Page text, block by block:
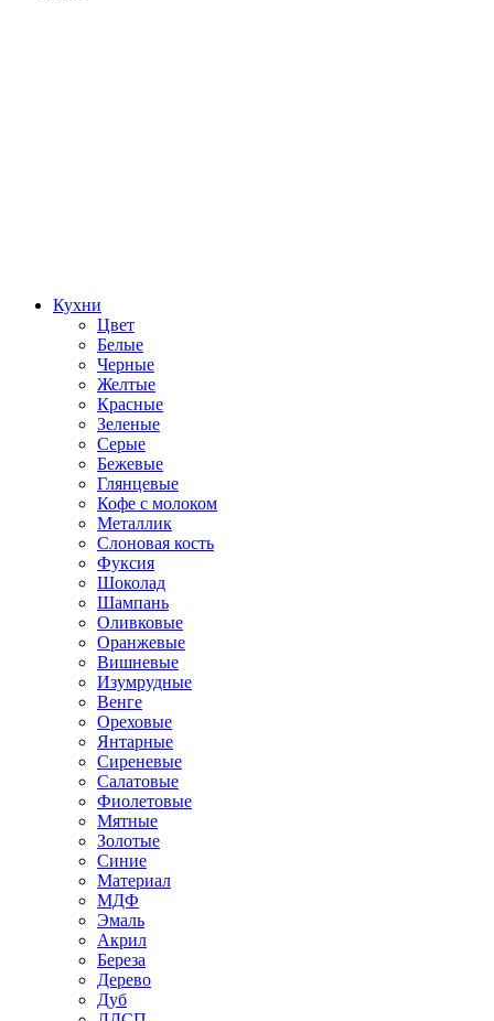
Кухни
Цвет
Белые
Черные
Желтые
Красные
Зеленые
Серые
Бежевые
Глянцевые
Кофе с молоком
Металлик
Слоновая кость
Фуксия
Шоколад
Шампань
Оливковые
Оранжевые
Вишневые
Изумрудные
Венге
Ореховые
Янтарные
Сиреневые
Салатовые
Фиолетовые
Мятные
Золотые
Синие
Материал
МДФ
Эмаль
Акрил
Береза
Дерево
Дуб